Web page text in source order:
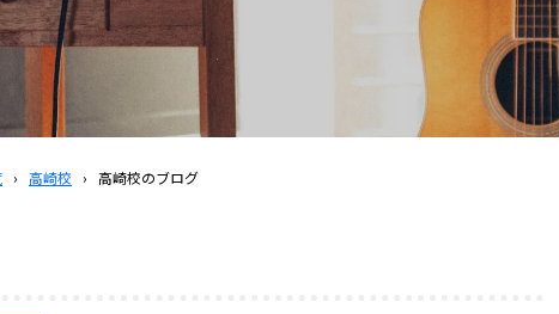
› 高崎校 › 高崎校のブログ